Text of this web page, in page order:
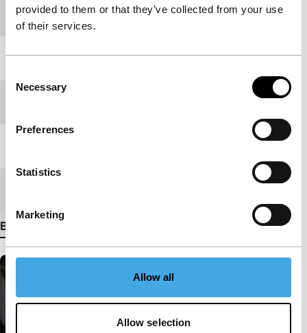
provided to them or that they’ve collected from your use
of their services.
Selection
Necessary
Preferences
Statistics
Marketing
Allow all
Allow selection
Productieland Australië
Jaar 2008
Bekijk meer details